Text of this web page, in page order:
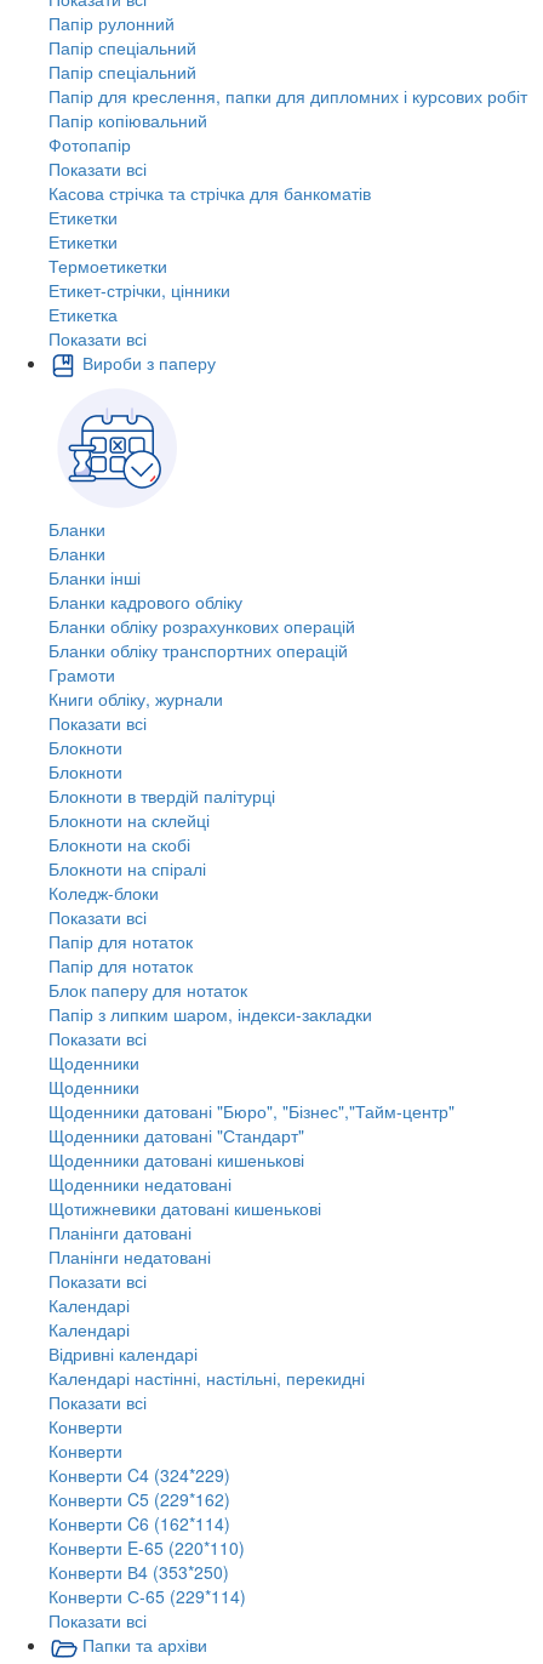
Папір рулонний
Папір спеціальний
Папір спеціальний
Папір для креслення, папки для дипломних і курсових робіт
Папір копіювальний
Фотопапір
Показати всі
Касова стрічка та стрічка для банкоматів
Етикетки
Етикетки
Термоетикетки
Етикет-стрічки, цінники
Етикетка
Показати всі
Вироби з паперу
Бланки
Бланки
Бланки інші
Бланки кадрового обліку
Бланки обліку розрахункових операцій
Бланки обліку транспортних операцій
Грамоти
Книги обліку, журнали
Показати всі
Блокноти
Блокноти
Блокноти в твердій палітурці
Блокноти на склейці
Блокноти на скобі
Блокноти на спіралі
Коледж-блоки
Показати всі
Папір для нотаток
Папір для нотаток
Блок паперу для нотаток
Папір з липким шаром, індекси-закладки
Показати всі
Щоденники
Щоденники
Щоденники датовані "Бюро", "Бізнес","Тайм-центр"
Щоденники датовані "Стандарт"
Щоденники датовані кишенькові
Щоденники недатовані
Щотижневики датовані кишенькові
Планінги датовані
Планінги недатовані
Показати всі
Календарі
Календарі
Відривні календарі
Календарі настінні, настільні, перекидні
Показати всі
Конверти
Конверти
Конверти C4 (324*229)
Конверти C5 (229*162)
Конверти C6 (162*114)
Конверти E-65 (220*110)
Конверти В4 (353*250)
Конверти С-65 (229*114)
Показати всі
Папки та архіви